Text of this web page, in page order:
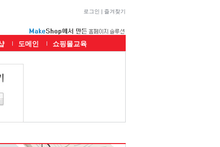
로그인 | 즐겨찾기
도메인 쇼핑몰교육